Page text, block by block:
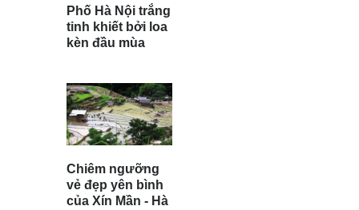
Phố Hà Nội trắng
tinh khiết bởi loa
kèn đầu mùa
Chiêm ngưỡng
vẻ đẹp yên bình
của Xín Mần - Hà